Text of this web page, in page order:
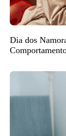
Dia dos